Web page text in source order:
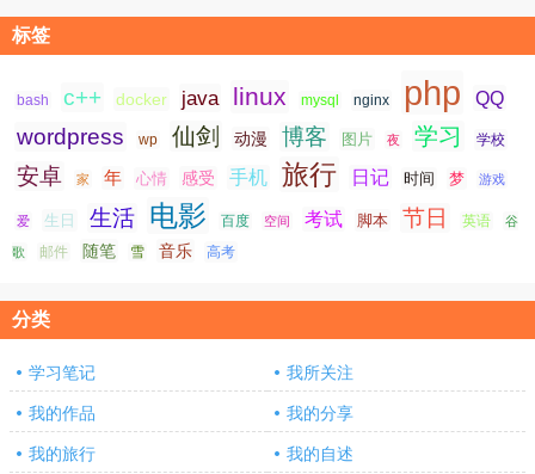
标签
bash c++ docker java linux mysql nginx php QQ
wordpress wp 仙剑 动漫 博客 图片 夜 学习 学校
安卓 家 年 心情 感受 手机 旅行 日记 时间 梦 游戏
爱 生日 生活 电影 百度 空间 考试 脚本 节日 英语 谷
歌 邮件 随笔 雪 音乐 高考
分类
学习笔记 我所关注
我的作品 我的分享
我的旅行 我的自述